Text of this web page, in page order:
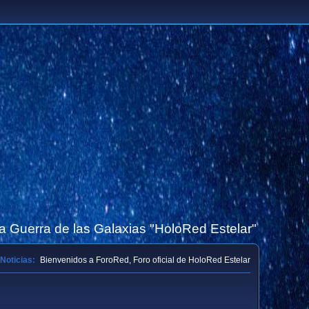
Guerra de las Galaxias "HoloRed Estelar"
Noticias: Bienvenidos a ForoRed, Foro oficial de HoloRed Estelar